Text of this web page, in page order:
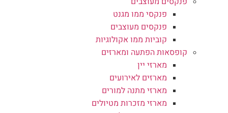
פנקסי ממו מגנט
פנקסים מעוצבים
קוביות ממו אקולוגיות
קופסאות הפתעה ומארזים
מארזי יין
מארזים לאירועים
מארזי מתנה למורים
מארזי מזכרות מטיולים